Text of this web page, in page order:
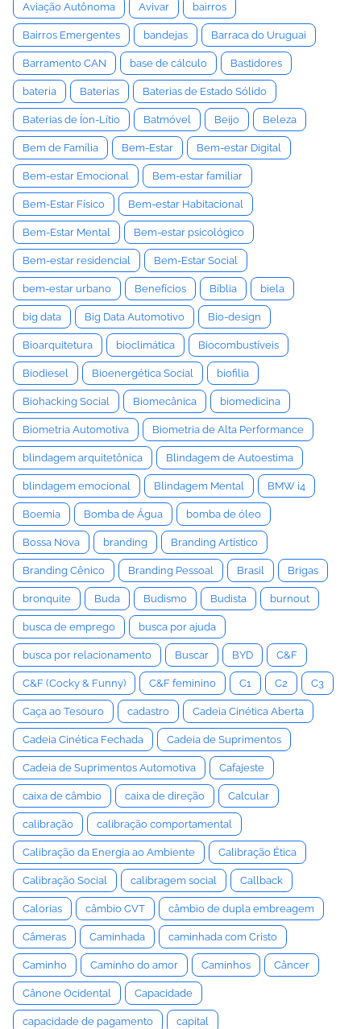
Aviação Autônoma Avivar bairros
Bairros Emergentes bandejas Barraca do Uruguai
Barramento CAN base de cálculo Bastidores
bateria Baterias Baterias de Estado Sólido
Baterias de Íon-Lítio Batmóvel Beijo Beleza
Bem de Família Bem-Estar Bem-estar Digital
Bem-estar Emocional Bem-estar familiar
Bem-Estar Físico Bem-estar Habitacional
Bem-Estar Mental Bem-estar psicológico
Bem-estar residencial Bem-Estar Social
bem-estar urbano Benefícios Bíblia biela
big data Big Data Automotivo Bio-design
Bioarquitetura bioclimática Biocombustíveis
Biodiesel Bioenergética Social biofilia
Biohacking Social Biomecânica biomedicina
Biometria Automotiva Biometria de Alta Performance
blindagem arquitetônica Blindagem de Autoestima
blindagem emocional Blindagem Mental BMW i4
Boemia Bomba de Água bomba de óleo
Bossa Nova branding Branding Artístico
Branding Cênico Branding Pessoal Brasil Brigas
bronquite Buda Budismo Budista burnout
busca de emprego busca por ajuda
busca por relacionamento Buscar BYD C&F
C&F (Cocky & Funny) C&F feminino C1 C2 C3
Caça ao Tesouro cadastro Cadeia Cinética Aberta
Cadeia Cinética Fechada Cadeia de Suprimentos
Cadeia de Suprimentos Automotiva Cafajeste
caixa de câmbio caixa de direção Calcular
calibração calibração comportamental
Calibração da Energia ao Ambiente Calibração Ética
Calibração Social calibragem social Callback
Calorias câmbio CVT câmbio de dupla embreagem
Câmeras Caminhada caminhada com Cristo
Caminho Caminho do amor Caminhos Câncer
Cânone Ocidental Capacidade
capacidade de pagamento capital